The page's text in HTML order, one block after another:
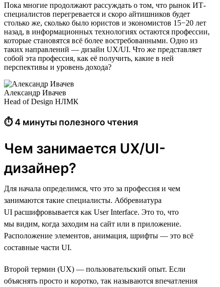
Пока многие продолжают рассуждать о том, что рынок ИТ-
специалистов перегревается и скоро айтишников будет
столько же, сколько было юристов и экономистов 15−20 лет
назад, в информационных технологиях остаются профессии,
которые становятся всё более востребованными. Одно из
таких направлений — дизайн UX/UI. Что же представляет
собой эта профессия, как её получить, какие в ней
перспективы и уровень дохода?
Александр Ивачев
Head of Design НЛМК
⏱ 4 минуты полезного чтения
Чем занимается UX/UI-
дизайнер?
Для начала определимся, что это за профессия и чем
занимаются такие специалисты. Аббревиатура
UI расшифровывается как User Interface. Это то, что
мы видим, когда заходим на сайт или в приложение.
Расположение элементов, анимация, шрифты — это всё
составные части UI.
Второй термин (UX) — пользовательский опыт. Если
объяснять просто и коротко, так называются впечатления